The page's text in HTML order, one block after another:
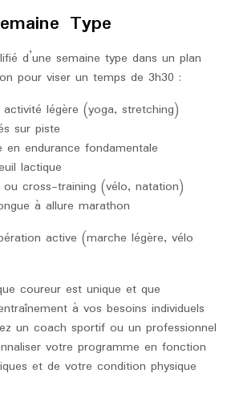
Type
d’une semaine type dans un plan
pour viser un temps de 3h30 :
activité légère (yoga, stretching)
sur piste
en endurance fondamentale
lactique
ou cross-training (vélo, natation)
à allure marathon
active (marche légère, vélo
coureur est unique et que
à vos besoins individuels
un coach sportif ou un professionnel
votre programme en fonction
et de votre condition physique